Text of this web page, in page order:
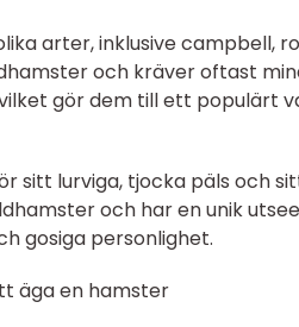
arter, inklusive campbell,
och kräver oftast
gör dem till ett populärt
sitt lurviga, tjocka päls och
och har en unik
gosiga personlighet.
äga en hamster